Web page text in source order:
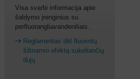
Visa svarbi informacija apie
šaldymo įrenginius su
perfluorangliavandeniliais.
Reglamentas dėl fluorintų
šiltnamio efektą sukeliančių
dujų